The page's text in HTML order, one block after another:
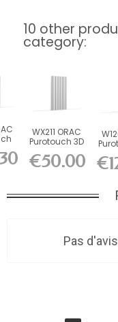
10 other
category:
WX211 ORAC
Purotouch 3D
wall panel
L200 x...
€50.00
Pas